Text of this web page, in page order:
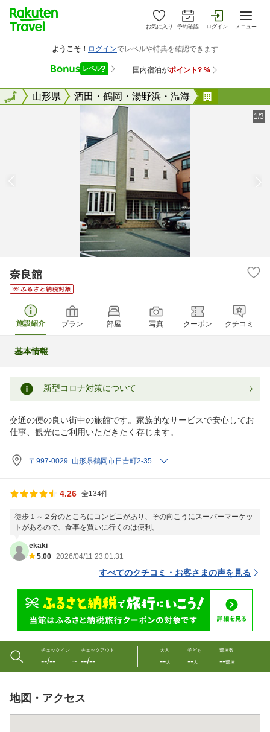
お気に入り 予約確認 ログイン メニュー
全国山形県 酒田・鶴岡・湯野浜・温海
全国
1/3
奈良館
施設紹介 プラン 部屋 写真 クーポン クチコミ
基本情報
新型コロナ対策について
交通の便の良い街中の旅館です。家族的なサービスで安心してお
仕事、観光にご利用いただきたく存じます。
〒997-0029 山形県鶴岡市日吉町2-35
4.26 全134件
徒歩１～２分のところにコンビニがあり、その向こうにスーパーマーケッ
トがあるので、食事を買いに行くのは便利。
ekaki
5.00 2026/04/11 23:01:31
すべてのクチコミ・お客さまの声を見る
チェックイン
--/-- 〜
チェックアウト
--/--
大人
--人
子ども
--人
部屋数
--部屋
地図・アクセス